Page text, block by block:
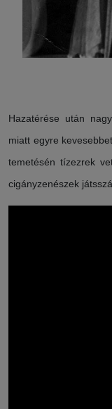
Hazatérése után
miatt egyre
temetésén tízezrek
cigányzenészek